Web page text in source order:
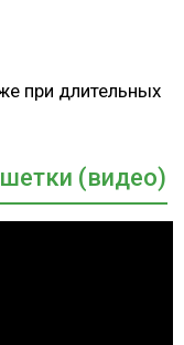
при длительных
(видео)